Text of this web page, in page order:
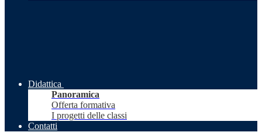
Didattica
Panoramica
Offerta formativa
I progetti delle classi
Contatti